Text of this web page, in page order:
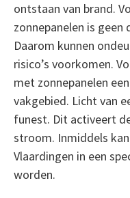
ontstaan van brand.
zonnepanelen is
Daarom kunnen
risico’s voorkomen.
met zonnepanelen
vakgebied. Licht van
funest. Dit activeert
stroom. Inmiddels
Vlaardingen in een
worden.